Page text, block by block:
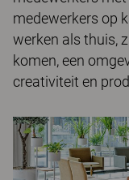
medewerkers op
werken als thuis,
komen, een
creativiteit en